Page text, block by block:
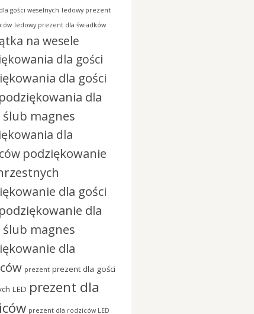
gości weselnych ledowy prezent
ledowy prezent dla świadków
na wesele
dla gości
dla gości
podziękowania dla
ślub magnes
dla
podziękowanie
dla gości
podziękowanie dla
ślub magnes
dla
prezent prezent dla gości
LED prezent dla
prezent dla rodziców LED